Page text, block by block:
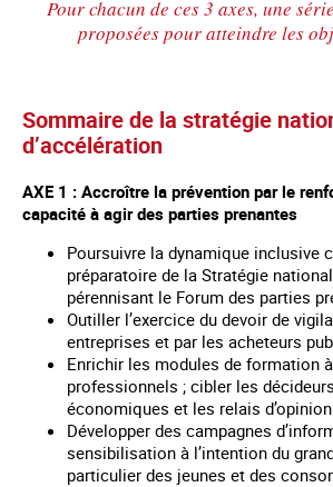
Pour chacun de ces 3 axes, une
proposées pour atteindre les
Sommaire de la stratégie
d’accélération
AXE 1 : Accroître la prévention par le
capacité à agir des parties prenantes
Poursuivre la dynamique inclusive
préparatoire de la Stratégie
pérennisant le Forum des parties
Outiller l’exercice du devoir de
entreprises et par les acheteurs
Enrichir les modules de formation
professionnels ; cibler les
économiques et les relais d’opinion
Développer des campagnes
sensibilisation à l’intention du
particulier des jeunes et des